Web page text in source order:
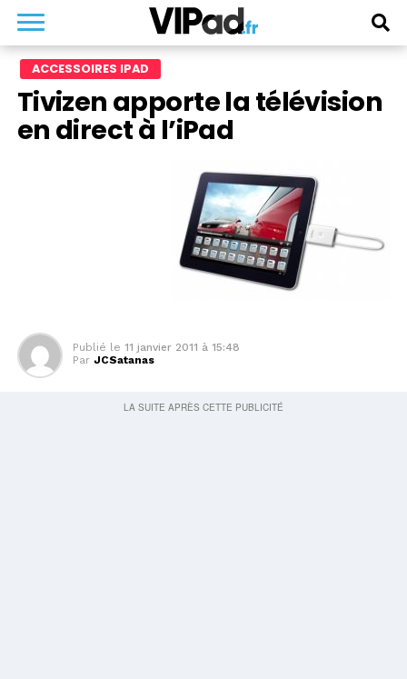
ACCESSOIRES IPAD
Tivizen apporte la télévision
en direct à l’iPad
Publié le 11 janvier 2011 à 15:48
Par JCSatanas